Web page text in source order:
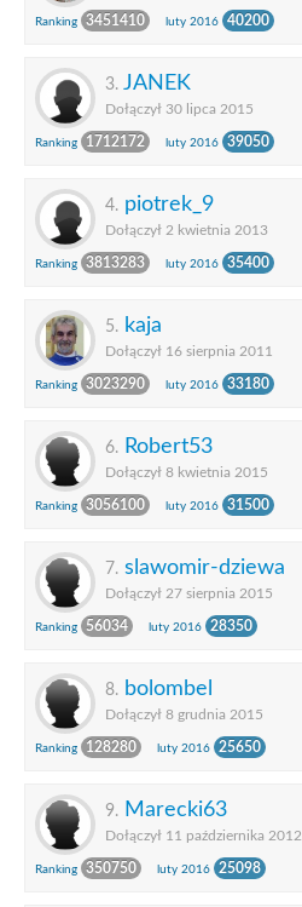
Ranking 3451410 luty 2016 40200
3. JANEK
Dołączył 30 lipca 2015
Ranking 1712172 luty 2016 39050
4. piotrek_9
Dołączył 2 kwietnia 2013
Ranking 3813283 luty 2016 35400
5. kaja
Dołączył 16 sierpnia 2011
Ranking 3023290 luty 2016 33180
6. Robert53
Dołączył 8 kwietnia 2015
Ranking 3056100 luty 2016 31500
7. slawomir-dziewa
Dołączył 27 sierpnia 2015
Ranking 56034 luty 2016 28350
8. bolombel
Dołączył 8 grudnia 2015
Ranking 128280 luty 2016 25650
9. Marecki63
Dołączył 11 października 2012
Ranking 350750 luty 2016 25098